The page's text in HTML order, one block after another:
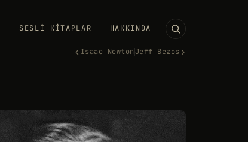
SESLI KITAPLAR HAKKINDA
‹ Isaac NewtonJeff Bezos ›